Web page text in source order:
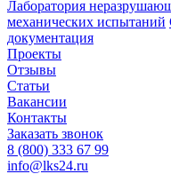
Лаборатория
механических испытаний
документация
Проекты
Отзывы
Статьи
Вакансии
Контакты
Заказать звонок
8 (800) 333 67 99
info@lks24.ru